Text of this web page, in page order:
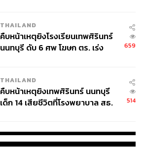
THAILAND
คืบหน้าเหตุยิงโรงเรียนเทพศิรินทร์
นนทบุรี ดับ 6 ศพ โฆษก ตร. เร่ง
659
THAILAND
คืบหน้าเหตุยิงเทพศิรินทร์ นนทบุรี
เด็ก 14 เสียชีวิตที่โรงพยาบาล สธ.
514